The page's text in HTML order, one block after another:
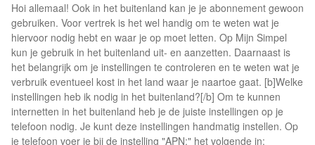
Hoi allemaal! Ook in het buitenland kan je je abonnement gewoon
gebruiken. Voor vertrek is het wel handig om te weten wat je
hiervoor nodig hebt en waar je op moet letten. Op Mijn Simpel
kun je gebruik in het buitenland uit- en aanzetten. Daarnaast is
het belangrijk om je instellingen te controleren en te weten wat je
verbruik eventueel kost in het land waar je naartoe gaat. [b]Welke
instellingen heb ik nodig in het buitenland?[/b] Om te kunnen
internetten in het buitenland heb je de juiste instellingen op je
telefoon nodig. Je kunt deze instellingen handmatig instellen. Op
je telefoon voer je bij de instelling "APN:" het volgende in: